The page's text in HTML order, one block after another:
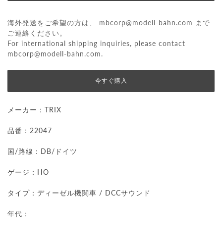
海外発送をご希望の方は、 mbcorp@modell-bahn.com
まで
ご連絡ください。
For international shipping inquiries, please contact
mbcorp@modell-bahn.com.
今すぐ購入
メーカー：TRIX
品番：22047
国/路線：DB/ドイツ
ゲージ：HO
タイプ：ディーゼル機関車 / DCCサウンド
年代：